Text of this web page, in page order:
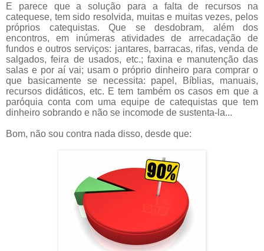
E parece que a solução para a falta de recursos na
catequese, tem sido resolvida, muitas e muitas vezes, pelos
próprios catequistas. Que se desdobram, além dos
encontros, em inúmeras atividades de arrecadação de
fundos e outros serviços: jantares, barracas, rifas, venda de
salgados, feira de usados, etc.; faxina e manutenção das
salas e por aí vai; usam o próprio dinheiro para comprar o
que basicamente se necessita: papel, Bíblias, manuais,
recursos didáticos, etc. E tem também os casos em que a
paróquia conta com uma equipe de catequistas que tem
dinheiro sobrando e não se incomode de sustenta-la...
Bom, não sou contra nada disso, desde que: